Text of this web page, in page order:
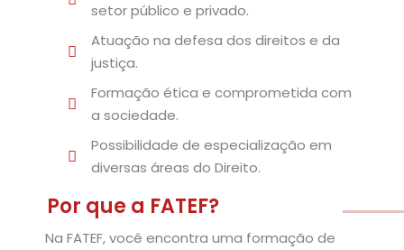
de Egressos
de Curso
setor público e privado.
Atuação na defesa dos direitos e da
justiça.
Formação ética e comprometida com
a sociedade.
Possibilidade de especialização em
diversas áreas do Direito.
Por que a FATEF?
Na FATEF, você encontra uma formação de